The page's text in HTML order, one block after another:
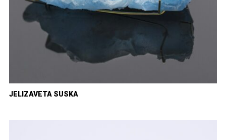
JELIZAVETA SUSKA